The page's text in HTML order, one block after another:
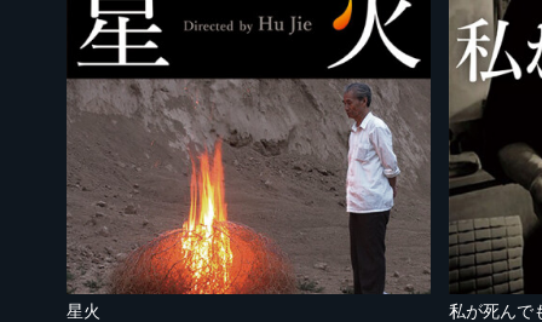
星火 私が死んで